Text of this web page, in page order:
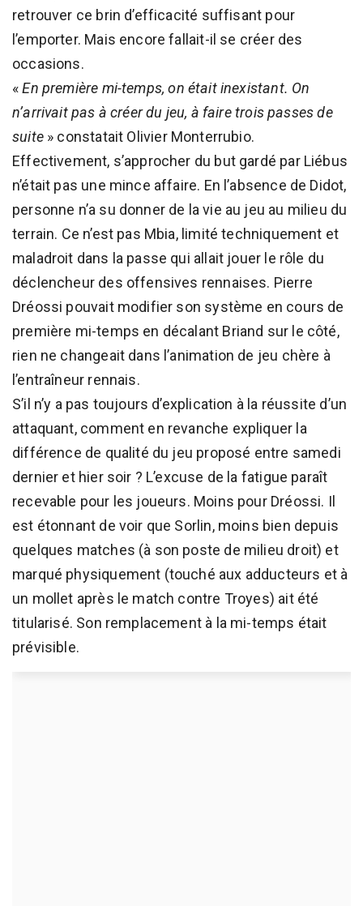
retrouver ce brin d’efficacité suffisant pour
l’emporter. Mais encore fallait-il se créer des
occasions.
«En première mi-temps, on était inexistant. On
n’arrivait pas à créer du jeu, à faire trois passes de
suite» constatait Olivier Monterrubio.
Effectivement, s’approcher du but gardé par Liébus
n’était pas une mince affaire. En l’absence de Didot,
personne n’a su donner de la vie au jeu au milieu du
terrain. Ce n’est pas Mbia, limité techniquement et
maladroit dans la passe qui allait jouer le rôle du
déclencheur des offensives rennaises. Pierre
Dréossi pouvait modifier son système en cours de
première mi-temps en décalant Briand sur le côté,
rien ne changeait dans l’animation de jeu chère à
l’entraîneur rennais.
S’il n’y a pas toujours d’explication à la réussite d’un
attaquant, comment en revanche expliquer la
différence de qualité du jeu proposé entre samedi
dernier et hier soir ? L’excuse de la fatigue paraît
recevable pour les joueurs. Moins pour Dréossi. Il
est étonnant de voir que Sorlin, moins bien depuis
quelques matches (à son poste de milieu droit) et
marqué physiquement (touché aux adducteurs et à
un mollet après le match contre Troyes) ait été
titularisé. Son remplacement à la mi-temps était
prévisible.